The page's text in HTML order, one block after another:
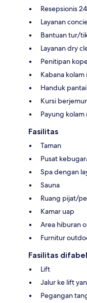
Resepsionis
Layanan
Bantuan tur/
Layanan dry
Penitipan
Kabana
Handuk pantai
Kursi
Payung kolam
Fasilitas
Taman
Pusat
Spa dengan
Sauna
Ruang pijat/
Kamar uap
Area hiburan
Furnitur
Fasilitas difabel
Lift
Jalur ke lift
Pegangan